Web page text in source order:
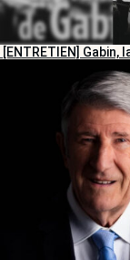
[ENTRETIEN] Gabin,